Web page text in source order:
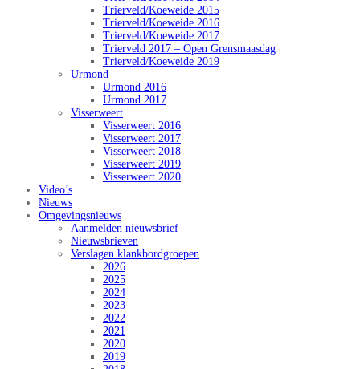
Trierveld/Koeweide 2015
Trierveld/Koeweide 2016
Trierveld/Koeweide 2017
Trierveld 2017 – Open Grensmaasdag
Trierveld/Koeweide 2019
Urmond
Urmond 2016
Urmond 2017
Visserweert
Visserweert 2016
Visserweert 2017
Visserweert 2018
Visserweert 2019
Visserweert 2020
Video’s
Nieuws
Omgevingsnieuws
Aanmelden nieuwsbrief
Nieuwsbrieven
Verslagen klankbordgroepen
2026
2025
2024
2023
2022
2021
2020
2019